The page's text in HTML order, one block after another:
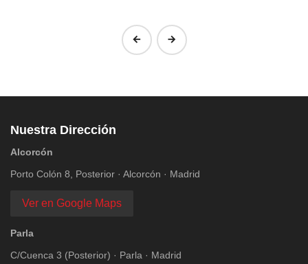
Nuestra Dirección
Alcorcón
Porto Colón 8, Posterior · Alcorcón · Madrid
Ver en Google Maps
Parla
C/Cuenca 3 (Posterior) · Parla · Madrid